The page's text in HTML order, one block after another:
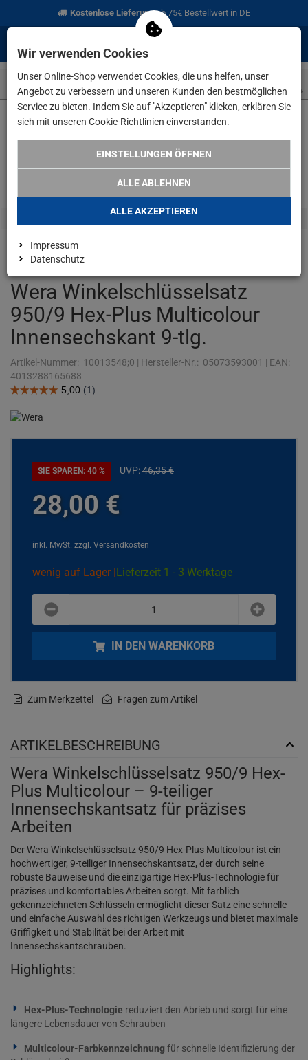
Kostenlose Lieferungab 75€ Bestellwert in DE
Wera Winkelschlüsselsatz
950/9 Hex-Plus Multicolour
Innensechskant 9-tlg.
Artikel-Nummer: 10013548;0 | Hersteller-Nr.: 05073593001 | EAN:
4013288165688
SIE SPAREN: 40 % UVP:46,35€
28,00 €
inkl. MwSt. zzgl. Versandkosten
wenig auf Lager |Lieferzeit 1 - 3 Werktage
minus
IN DEN WARENKORB
Zum Merkzettel Fragen zum Artikel
ARTIKELBESCHREIBUNG
Wera Winkelschlüsselsatz 950/9 Hex-
Plus Multicolour – 9-teiliger
Innensechskantsatz für präzises
Arbeiten
Der Wera Winkelschlüsselsatz 950/9 Hex-Plus Multicolour ist ein
hochwertiger, 9-teiliger Innensechskantsatz, der durch seine
robuste Bauweise und die einzigartige Hex-Plus-Technologie für
präzises und komfortables Arbeiten sorgt. Mit farblich
gekennzeichneten Schlüsseln ermöglicht dieser Satz eine schnelle
und einfache Auswahl des richtigen Werkzeugs und bietet maximale
Griffigkeit und Stabilität bei der Arbeit mit
Innensechskantschrauben.
Highlights:
Hex-Plus-Technologie reduziert den Abrieb und sorgt für eine
längere Lebensdauer von Schrauben
Multicolour-Farbkennzeichnung für schnelle Identifizierung der
Wir verwenden Cookies
Unser Online-Shop verwendet Cookies, die uns helfen, unser
Angebot zu verbessern und unseren Kunden den bestmöglichen
Service zu bieten. Indem Sie auf "Akzeptieren" klicken, erklären Sie
sich mit unseren Cookie-Richtlinien einverstanden.
EINSTELLUNGEN ÖFFNEN
ALLE ABLEHNEN
ALLE AKZEPTIEREN
Impressum
Datenschutz